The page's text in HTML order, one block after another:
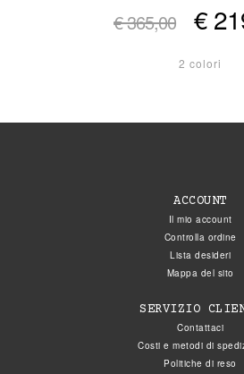
€ 365,00 €
2 colori
ACCOUNT
Il mio account
Controlla ordine
Lista desideri
Mappa del sito
SERVIZIO
Contattaci
Costi e metodi di
Politiche di reso